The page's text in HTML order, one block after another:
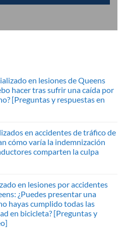
en lesiones de Queens
hacer tras sufrir una caída por
[Preguntas y respuestas en
en accidentes de tráfico de
cómo varía la indemnización
comparten la culpa
en lesiones por accidentes
¿Puedes presentar una
hayas cumplido todas las
en bicicleta? [Preguntas y